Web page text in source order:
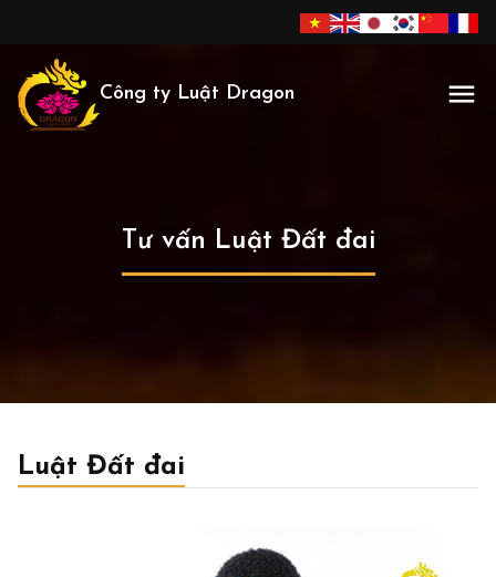
Công ty Luật Dragon
Tư vấn Luật Đất đai
Luật Đất đai